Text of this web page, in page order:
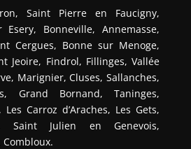
Saint Pierre en Faucigny,
Esery, Bonneville, Annemasse,
Cergues, Bonne sur Menoge,
Jeoire, Findrol, Fillinges, Vallée
Marignier, Cluses, Sallanches,
Grand Bornand, Taninges,
Carroz d’Araches, Les Gets,
Saint Julien en Genevois,
Combloux.